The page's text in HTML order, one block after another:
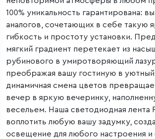
100% уникальность гарантирована:
аналогов, сочетающих в себе такую
гибкость и простоту установки.
мягкий градиент перетекает из
рубинового в умиротворяющий
преображая вашу гостиную в уютный
динамичная смена цветов
вечер в яркую вечеринку,
весельем. Наша светодиодная лента
воплотить любую вашу задумку,
освещение для любого настроения и